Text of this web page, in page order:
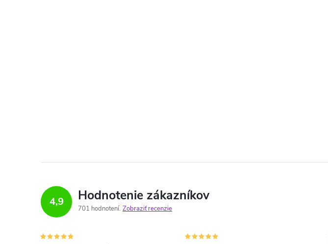
4,9 Hodnotenie zákazníkov
701 hodnotení Zobraziť recenzie